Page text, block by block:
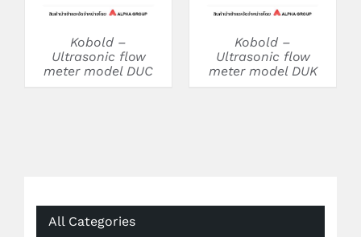
Kobold –
Ultrasonic flow
meter model DUC
Kobold –
Ultrasonic flow
meter model DUK
All Categories